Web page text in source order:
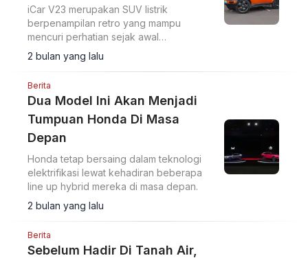
iCar V23 merupakan SUV listrik
berpenampilan retro yang mampu
mencuri perhatian sejak awal
peluncurannya. Hingga kini, mobil asal
Tiongkok ini sudah dipesan lebih dari
2 bulan yang lalu
Berita
Dua Model Ini Akan Menjadi
Tumpuan Honda Di Masa
Depan
Honda tetap bersaing dalam teknologi
elektrifikasi lewat kehadiran beberapa
line up hybrid mereka di masa depan.
2 bulan yang lalu
Berita
Sebelum Hadir Di Tanah Air,